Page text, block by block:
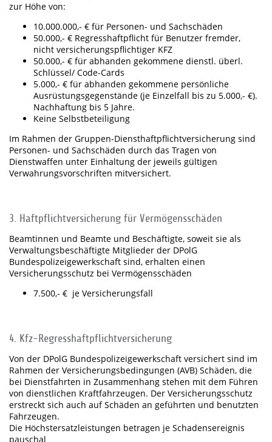
zur Höhe von:
10.000.000,- € für Personen- und Sachschäden
50.000,- € Regresshaftpflicht für Benutzer fremder,
nicht versicherungspflichtiger KFZ
50.000,- € für abhanden gekommene dienstl. überl.
Schlüssel/ Code-Cards
5.000,- € für abhanden gekommene persönliche
Ausrüstungsgegenstände (je Einzelfall bis zu 5.000,- €).
Nachhaftung bis 5 Jahre.
Keine Selbstbeteiligung
Im Rahmen der Gruppen-Diensthaftpflichtversicherung sind
Personen- und Sachschäden durch das Tragen von
Dienstwaffen unter Einhaltung der jeweils gültigen
Verwahrungsvorschriften mitversichert.
3. Haftpflichtversicherung für Vermögensschäden
Beamtinnen und Beamte und Beschäftigte, soweit sie als
Verwaltungsbeschäftigte Mitglieder der DPolG
Bundespolizeigewerkschaft sind, erhalten einen
Versicherungsschutz bei Vermögensschäden
7.500,- € je Versicherungsfall
4. Kfz-Regresshaftpflichtversicherung
Von der DPolG Bundespolizeigewerkschaft versichert sind im
Rahmen der Versicherungsbedingungen (AVB) Schäden, die
bei Dienstfahrten in Zusammenhang stehen mit dem Führen
von dienstlichen Kraftfahrzeugen. Der Versicherungsschutz
erstreckt sich auch auf Schäden an geführten und benutzten
Fahrzeugen.
Die Höchstersatzleistungen betragen je Schadensereignis
pauschal